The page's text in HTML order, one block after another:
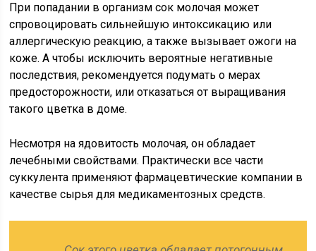
При попадании в организм сок молочая может
спровоцировать сильнейшую интоксикацию или
аллергическую реакцию, а также вызывает ожоги на
коже. А чтобы исключить вероятные негативные
последствия, рекомендуется подумать о мерах
предосторожности, или отказаться от выращивания
такого цветка в доме.
Несмотря на ядовитость молочая, он обладает
лечебными свойствами. Практически все части
суккулента применяют фармацевтические компании в
качестве сырья для медикаментозных средств.